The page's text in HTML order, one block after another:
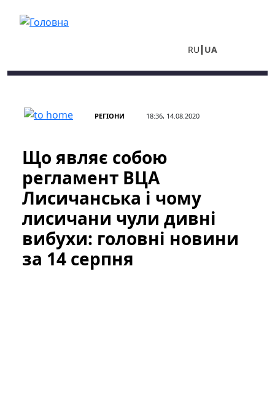
RU UA
РЕГІОНИ 18:36, 14.08.2020
Що являє собою
регламент ВЦА
Лисичанська і чому
лисичани чули дивні
вибухи: головні новини
за 14 серпня